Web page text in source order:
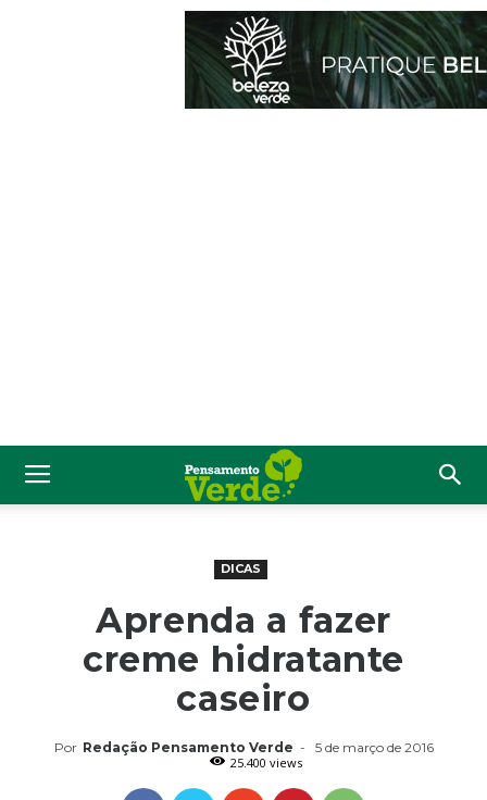
DICAS
Aprenda a fazer
creme hidratante
caseiro
Por Redação Pensamento Verde -
5 de março de 2016
25.400 views